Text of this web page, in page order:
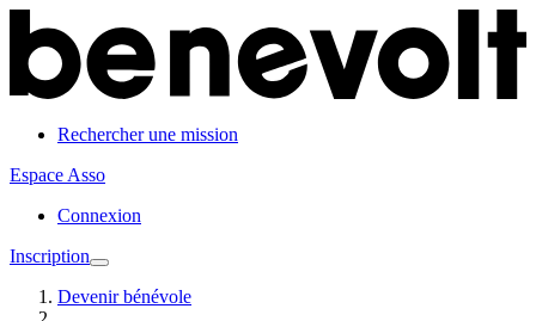
Rechercher une mission
Espace Asso
Connexion
Inscription
Devenir bénévole